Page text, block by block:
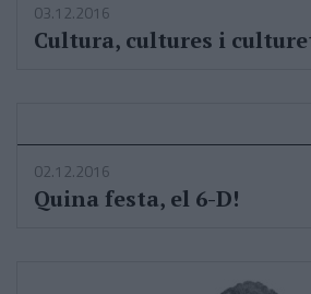
03.12.2016
Cultura, cultures i
02.12.2016
Quina festa, el 6-D!